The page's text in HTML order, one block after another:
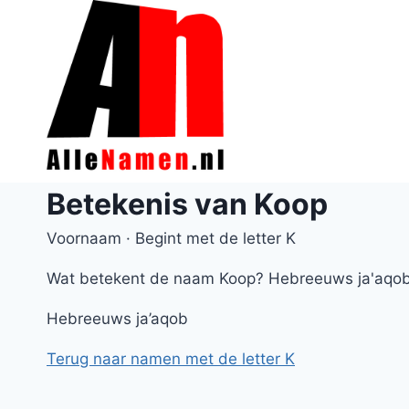
Betekenis van Koop
Voornaam · Begint met de letter K
Wat betekent de naam Koop? Hebreeuws
Hebreeuws ja’aqob
Terug naar namen met de letter K